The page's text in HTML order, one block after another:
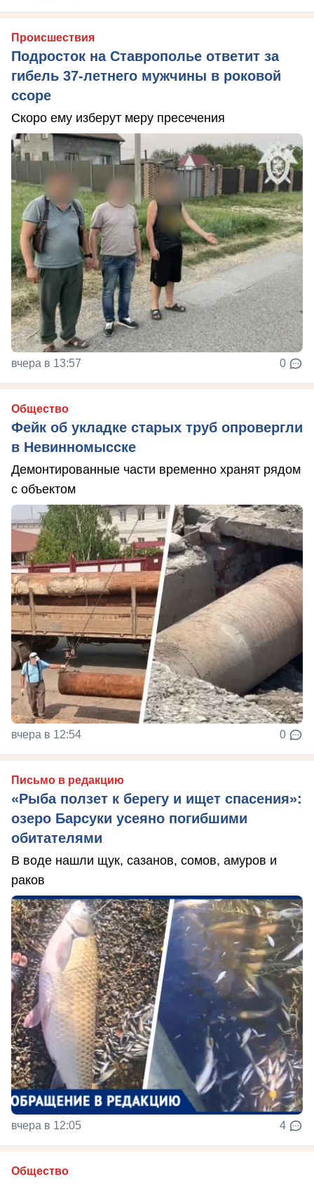
Происшествия
Подросток на Ставрополье ответит за
гибель 37-летнего мужчины в роковой
ссоре
Скоро ему изберут меру пресечения
вчера в 13:57 0
Общество
Фейк об укладке старых труб опровергли
в Невинномысске
Демонтированные части временно хранят рядом
с объектом
вчера в 12:54 0
Письмо в редакцию
«Рыба ползет к берегу и ищет спасения»:
озеро Барсуки усеяно погибшими
обитателями
В воде нашли щук, сазанов, сомов, амуров и
раков
вчера в 12:05 4
Общество